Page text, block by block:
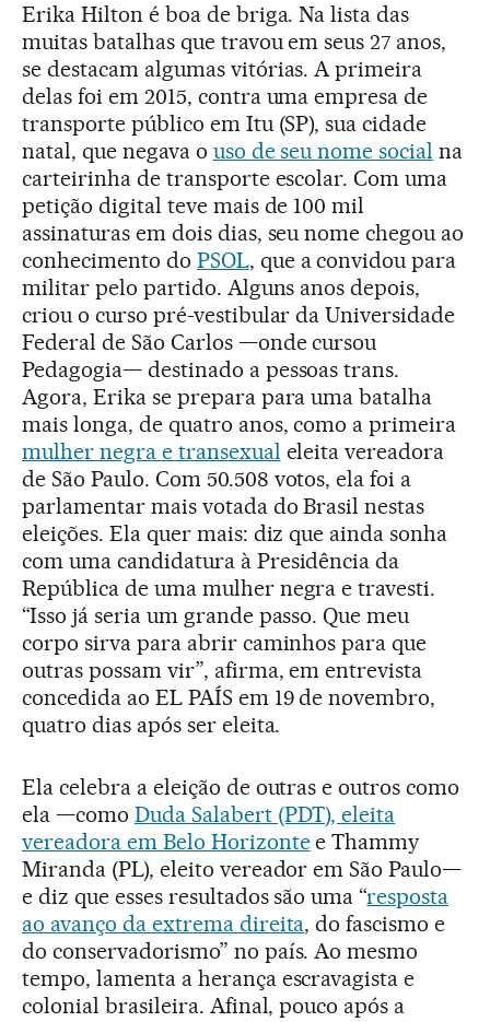
Erika Hilton é boa de briga. Na lista das
muitas batalhas que travou em seus 27 anos,
se destacam algumas vitórias. A primeira
delas foi em 2015, contra uma empresa de
transporte público em Itu (SP), sua cidade
natal, que negava o uso de seu nome social na
carteirinha de transporte escolar. Com uma
petição digital teve mais de 100 mil
assinaturas em dois dias, seu nome chegou ao
conhecimento do PSOL, que a convidou para
militar pelo partido. Alguns anos depois,
criou o curso pré-vestibular da Universidade
Federal de São Carlos —onde cursou
Pedagogia— destinado a pessoas trans.
Agora, Erika se prepara para uma batalha
mais longa, de quatro anos, como a primeira
mulher negra e transexual eleita vereadora
de São Paulo. Com 50.508 votos, ela foi a
parlamentar mais votada do Brasil nestas
eleições. Ela quer mais: diz que ainda sonha
com uma candidatura à Presidência da
República de uma mulher negra e travesti.
“Isso já seria um grande passo. Que meu
corpo sirva para abrir caminhos para que
outras possam vir”, afirma, em entrevista
concedida ao EL PAÍS em 19 de novembro,
quatro dias após ser eleita.
Ela celebra a eleição de outras e outros como
ela —como Duda Salabert (PDT), eleita
vereadora em Belo Horizontee Thammy
Miranda (PL), eleito vereador em São Paulo—
e diz que esses resultados são uma “resposta
ao avanço da extrema direita, do fascismo e
do conservadorismo” no país. Ao mesmo
tempo, lamenta a herança escravagista e
colonial brasileira. Afinal, pouco após a